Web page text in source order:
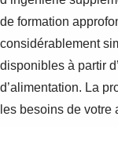
de formation
considérablement
disponibles à partir
d’alimentation. La
les besoins de votre